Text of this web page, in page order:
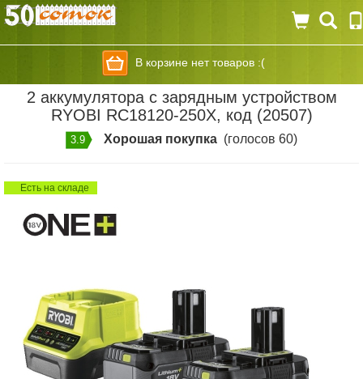
В корзине нет товаров :(
2 аккумулятора с зарядным устройством
RYOBI RC18120-250X, код (20507)
3.9 Хорошая покупка (голосов 60)
Есть на складе